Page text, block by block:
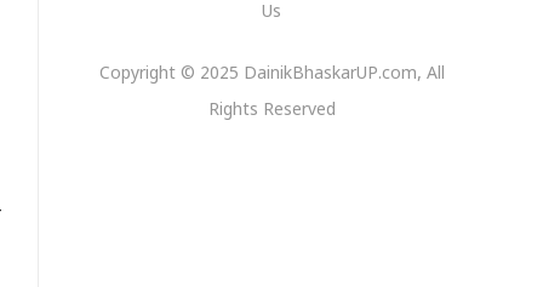
Us
Copyright © 2025 DainikBhaskarUP.com, All
Rights Reserved